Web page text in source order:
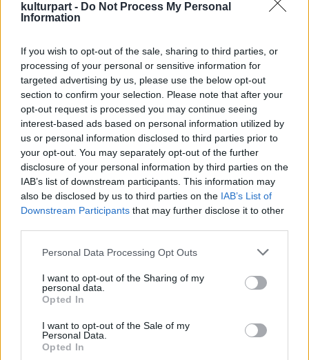
kulturpart - Do Not Process My Personal
Information
If you wish to opt-out of the sale, sharing to third parties, or
processing of your personal or sensitive information for
targeted advertising by us, please use the below opt-out
section to confirm your selection. Please note that after your
opt-out request is processed you may continue seeing
interest-based ads based on personal information utilized by
us or personal information disclosed to third parties prior to
your opt-out. You may separately opt-out of the further
disclosure of your personal information by third parties on the
IAB’s list of downstream participants. This information may
also be disclosed by us to third parties on the IAB’s List of
Downstream Participants that may further disclose it to other
Please note that this website/app uses one or more Google
not limited to your visit or usage behaviour. You may click to
grant or deny consent to Google and its third-party tags to
use your data for below specified purposes in below Google
consent section.
Personal Data Processing Opt Outs
I want to opt-out of the Sharing of my
personal data.
Opted In
I want to opt-out of the Sale of my
Personal Data.
Opted In
Jonesban?
2012. 12. 11.|Kultúrpart
Nemcsak azIndiana Jones című mozi készítőinek jár afilmből
befolyt pénz, akristálykoponyás részutáni összegekből
Belize államának is részesednie kellene - véli egy régész.
tovább
Indiana Jones Miskolcon
2010. 09. 17.|Kultúrpart
Öt napon át a fiatal rajongóké a diósgyőri vár